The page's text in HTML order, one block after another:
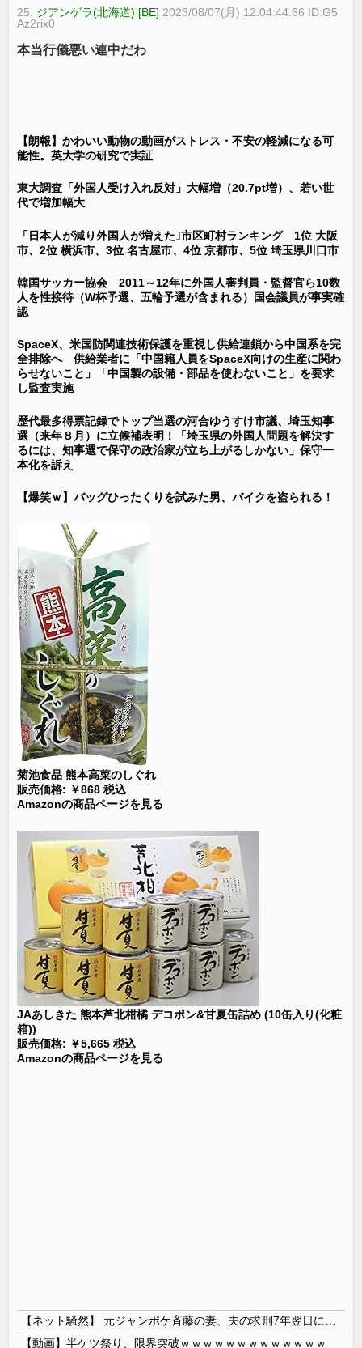
25: ジアンゲラ(北海道) [BE] 2023/08/07(月) 12:04:44.66 ID:G5
Az2rix0
本当行儀悪い連中だわ
【朗報】かわいい動物の動画がストレス・不安の軽減になる可
能性。英大学の研究で実証
東大調査「外国人受け入れ反対」大幅増（20.7pt増）、若い世
代で増加幅大
「日本人が減り外国人が増えた｣市区町村ランキング 1位 大阪
市、2位 横浜市、3位 名古屋市、4位 京都市、5位 埼玉県川口市
韓国サッカー協会 2011～12年に外国人審判員・監督官ら10数
人を性接待（W杯予選、五輪予選が含まれる）国会議員が事実確
認
SpaceX、米国防関連技術保護を重視し供給連鎖から中国系を完
全排除へ 供給業者に「中国籍人員をSpaceX向けの生産に関わ
らせないこと」「中国製の設備・部品を使わないこと」を要求
し監査実施
歴代最多得票記録でトップ当選の河合ゆうすけ市議、埼玉知事
選（来年８月）に立候補表明！「埼玉県の外国人問題を解決す
るには、知事選で保守の政治家が立ち上がるしかない」保守一
本化を訴え
【爆笑ｗ】バッグひったくりを試みた男、バイクを盗られる！
菊池食品 熊本高菜のしぐれ
販売価格: ￥868 税込
Amazonの商品ページを見る
JAあしきた 熊本芦北柑橘 デコポン&甘夏缶詰め (10缶入り(化粧
箱))
販売価格: ￥5,665 税込
Amazonの商品ページを見る
【動画】半ケツ祭り、限界突破ｗｗｗｗｗｗｗｗｗｗｗｗｗ